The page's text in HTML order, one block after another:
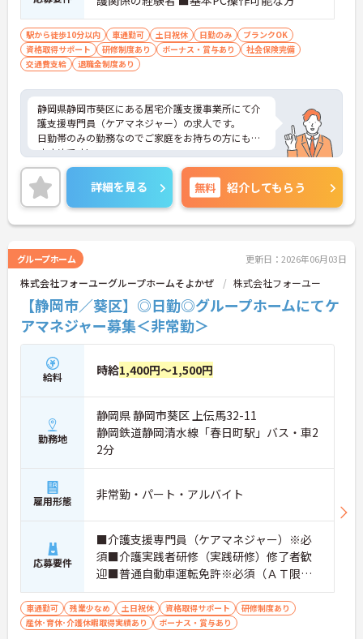
駅から徒歩10分以内 車通勤可 土日祝休 日勤のみ
ブランクOK
資格取得サポート
研修制度あり ボーナス・賞与あり
社会保険完備
交通費支給
退職金制度あり
静岡県静岡市葵区にある居宅介護支援事業所にて介
護支援専門員（ケアマネジャー）の求人です。
日勤帯のみの勤務なのでご家庭をお持ちの方にもお
すすめです!
賞与は計4ヶ月分の支給実績がございますので高い
モチベーションを保ったままご就業いただけます◎
ご興味をお持ちの方はお気軽にお問合せ下さい。
詳細を見る 無料 紹介してもらう
グループホーム 更新日：2026年06月03日
株式会社フォーユーグループホームそよかぜ 株式会社フォーユー
【静岡市／葵区】◎日勤◎グループホームにてケ
アマネジャー募集＜非常勤＞
給料 時給1,400円～1,500円
勤務地
静岡県 静岡市葵区 上伝馬32-11
静岡鉄道静岡清水線「春日町駅」バス・車2
2分
雇用形態 非常勤・パート・アルバイト
応募要件
■介護支援専門員（ケアマネジャー）※必
須■介護実践者研修（実践研修）修了者歓
迎■普通自動車運転免許※必須（ＡＴ限定
可）
車通勤可 残業少なめ 土日祝休 資格取得サポート
研修制度あり
産休･育休･介護休暇取得実績あり
ボーナス・賞与あり